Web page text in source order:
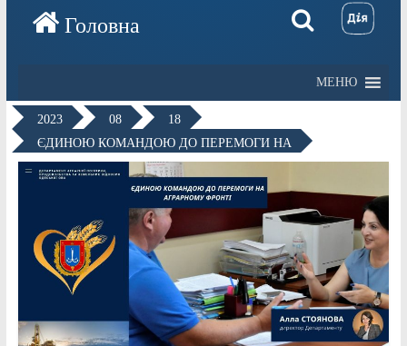
МЕНЮ
2023 08
18
ЄДИНОЮ КОМАНДОЮ ДО ПЕРЕМОГИ НА